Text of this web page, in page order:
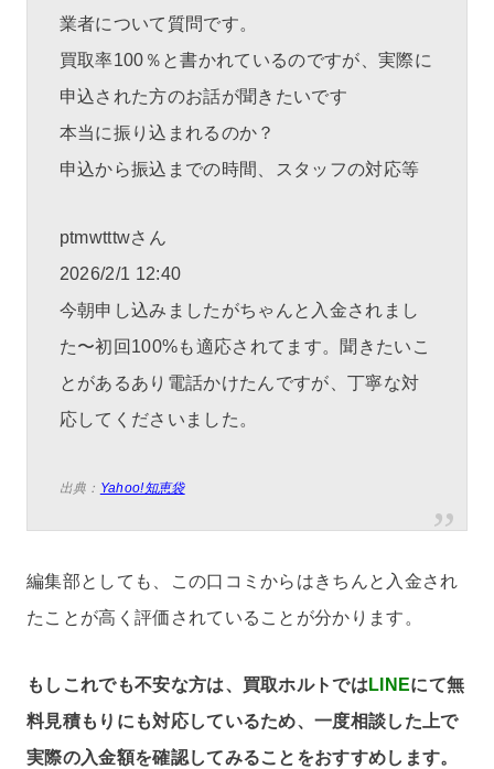
業者について質問です。
買取率100％と書かれているのですが、実際に
申込された方のお話が聞きたいです
本当に振り込まれるのか？
申込から振込までの時間、スタッフの対応等
ptmwtttwさん
2026/2/1 12:40
今朝申し込みましたがちゃんと入金されまし
た〜初回100%も適応されてます。聞きたいこ
とがあるあり電話かけたんですが、丁寧な対
応してくださいました。
出典： Yahoo!知恵袋
編集部としても、この口コミからはきちんと入金され
たことが高く評価されていることが分かります。
もしこれでも不安な方は、買取ホルトでは LINEにて無
料見積もりにも対応しているため、一度相談した上で
実際の入金額を確認してみることをおすすめします。